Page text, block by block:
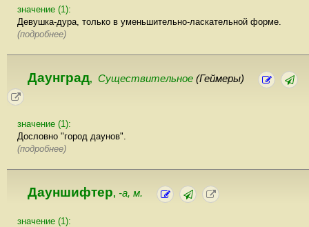
значение (1):
Девушка-дура, только в уменьшительно-ласкательной форме.
(подробнее)
Даунград, Существительное (Геймеры)
значение (1):
Дословно "город даунов".
(подробнее)
Дауншифтер, -а, м.
значение (1):